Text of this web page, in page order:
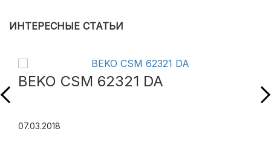
ИНТЕРЕСНЫЕ СТАТЬИ
BEKO CSM 62321 DA
07.03.2018